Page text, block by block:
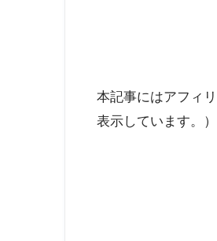
本記事にはアフィ
表示しています。）